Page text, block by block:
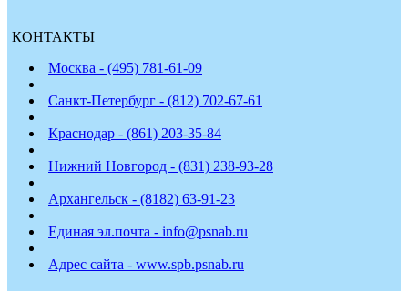
КОНТАКТЫ
Москва - (495) 781-61-09
Санкт-Петербург - (812) 702-67-61
Краснодар - (861) 203-35-84
Нижний Новгород - (831) 238-93-28
Архангельск - (8182) 63-91-23
Единая эл.почта - info@psnab.ru
Адрес сайта - www.spb.psnab.ru